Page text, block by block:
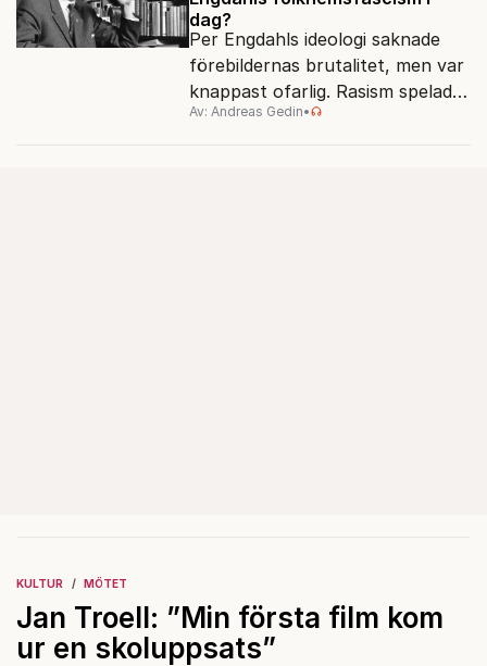
dag?
Per Engdahls ideologi saknade
förebildernas brutalitet, men var
knappast ofarlig. Rasism spelades
ned i förmån för "kultur". Känns
Av: Andreas Gedin•
KULTUR MÖTET
Jan Troell: ”Min första film kom
ur en skoluppsats”